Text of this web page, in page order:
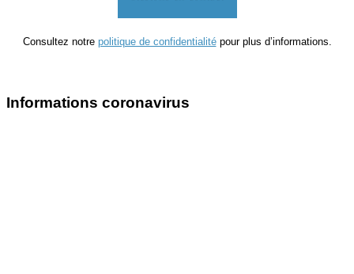
Consultez notre politique de confidentialitépour plus d’informations.
Informations coronavirus